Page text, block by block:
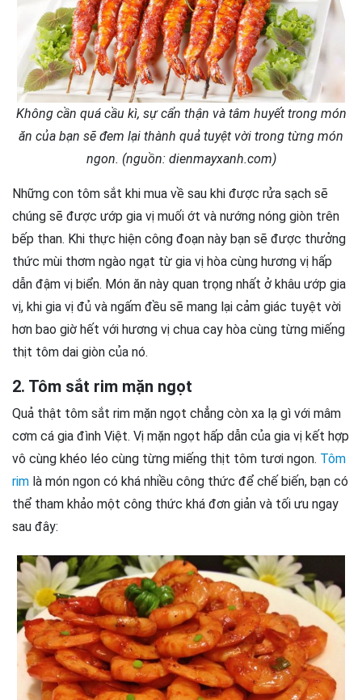
Không cần quá cầu kì, sự cẩn thận và tâm huyết trong món
ăn của bạn sẽ đem lại thành quả tuyệt vời trong từng món
ngon. (nguồn: dienmayxanh.com)
Những con tôm sắt khi mua về sau khi được rửa sạch sẽ
chúng sẽ được ướp gia vị muối ớt và nướng nóng giòn trên
bếp than. Khi thực hiện công đoạn này bạn sẽ được thưởng
thức mùi thơm ngào ngạt từ gia vị hòa cùng hương vị hấp
dẫn đậm vị biển. Món ăn này quan trọng nhất ở khâu ướp gia
vị, khi gia vị đủ và ngấm đều sẽ mang lại cảm giác tuyệt vời
hơn bao giờ hết với hương vị chua cay hòa cùng từng miếng
thịt tôm dai giòn của nó.
2. Tôm sắt rim mặn ngọt
Quả thật tôm sắt rim mặn ngọt chẳng còn xa lạ gì với mâm
cơm cá gia đình Việt. Vị mặn ngọt hấp dẫn của gia vị kết hợp
vô cùng khéo léo cùng từng miếng thịt tôm tươi ngon. Tôm
rim là món ngon có khá nhiều công thức để chế biến, bạn có
thể tham khảo một công thức khá đơn giản và tối ưu ngay
sau đây: